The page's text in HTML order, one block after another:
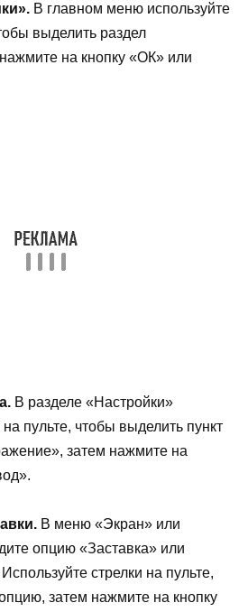
В главном меню используйте
выделить раздел
на кнопку «ОК» или
В разделе «Настройки»
на пульте, чтобы выделить пункт
затем нажмите на
В меню «Экран» или
опцию «Заставка» или
стрелки на пульте,
затем нажмите на кнопку